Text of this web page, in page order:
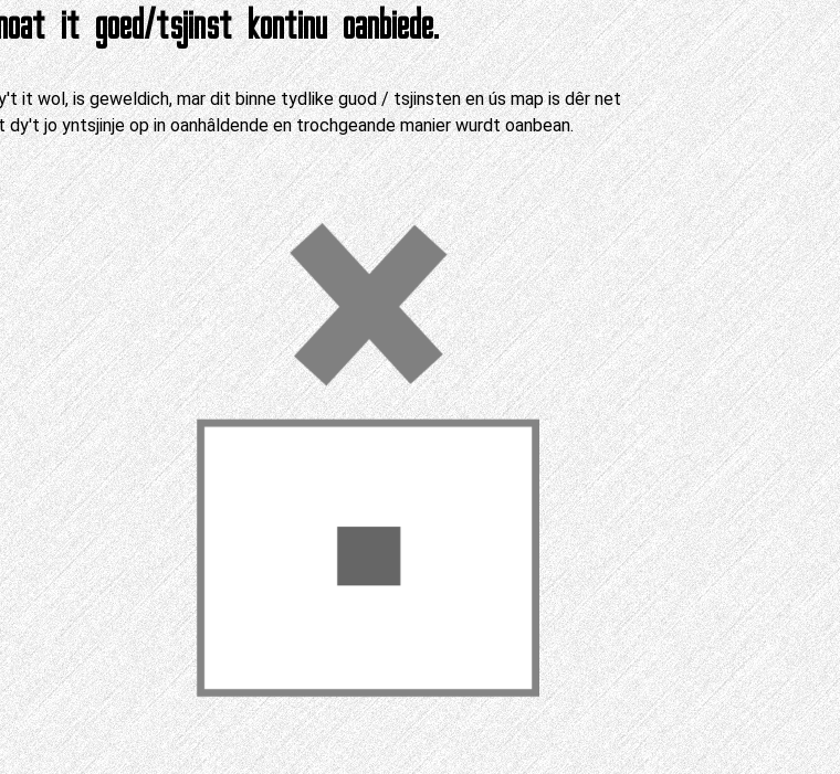
it goed/tsjinst kontinu oanbiede.
it wol, is geweldich, mar dit binne tydlike guod / tsjinsten en ús map is dêr net
jo yntsjinje op in oanhâldende en trochgeande manier wurdt oanbean.